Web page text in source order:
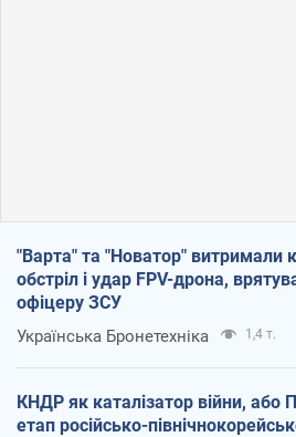
"Варта" та "Новатор" витримали
обстріл і удар FPV-дрона,
офіцеру ЗСУ
Українська Бронетехніка 1,4 т.
КНДР як каталізатор війни, або
етап російсько-